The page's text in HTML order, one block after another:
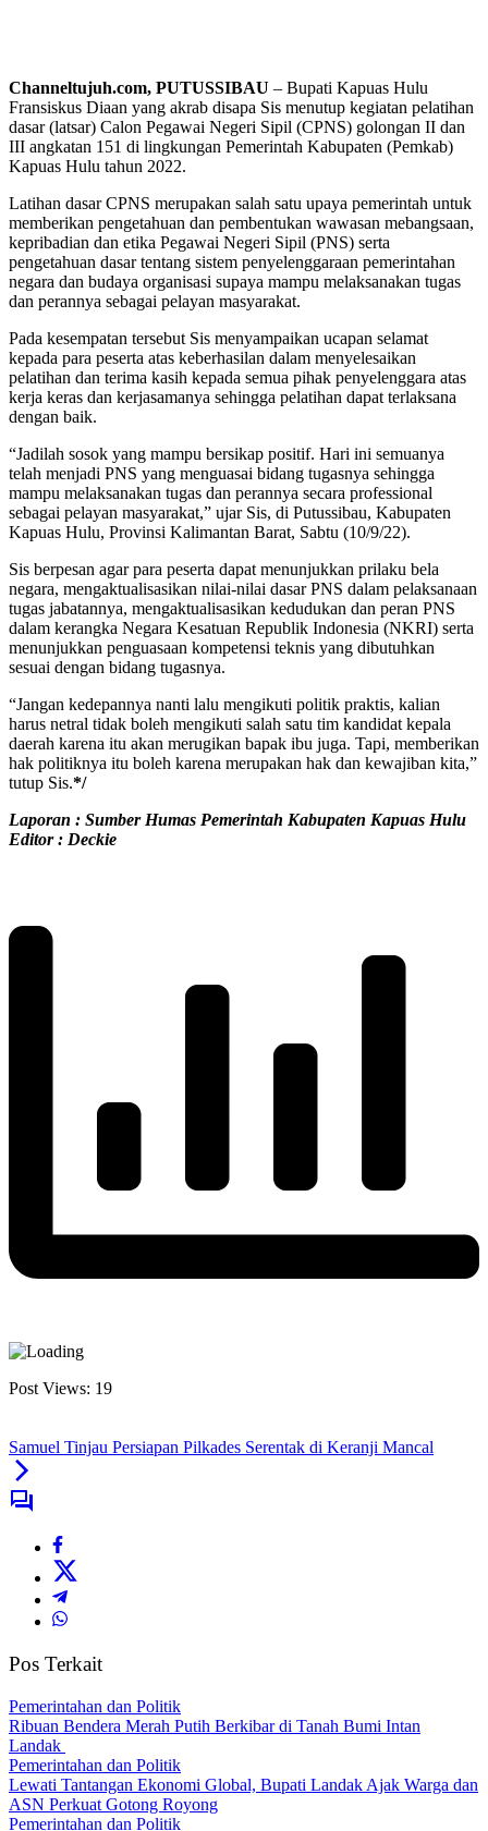
Channeltujuh.com, PUTUSSIBAU – Bupati Kapuas Hulu
Fransiskus Diaan yang akrab disapa Sis menutup kegiatan pelatihan
dasar (latsar) Calon Pegawai Negeri Sipil (CPNS) golongan II dan
III angkatan 151 di lingkungan Pemerintah Kabupaten (Pemkab)
Kapuas Hulu tahun 2022.
Latihan dasar CPNS merupakan salah satu upaya pemerintah untuk
memberikan pengetahuan dan pembentukan wawasan mebangsaan,
kepribadian dan etika Pegawai Negeri Sipil (PNS) serta
pengetahuan dasar tentang sistem penyelenggaraan pemerintahan
negara dan budaya organisasi supaya mampu melaksanakan tugas
dan perannya sebagai pelayan masyarakat.
Pada kesempatan tersebut Sis menyampaikan ucapan selamat
kepada para peserta atas keberhasilan dalam menyelesaikan
pelatihan dan terima kasih kepada semua pihak penyelenggara atas
kerja keras dan kerjasamanya sehingga pelatihan dapat terlaksana
dengan baik.
“Jadilah sosok yang mampu bersikap positif. Hari ini semuanya
telah menjadi PNS yang menguasai bidang tugasnya sehingga
mampu melaksanakan tugas dan perannya secara professional
sebagai pelayan masyarakat,” ujar Sis, di Putussibau, Kabupaten
Kapuas Hulu, Provinsi Kalimantan Barat, Sabtu (10/9/22).
Sis berpesan agar para peserta dapat menunjukkan prilaku bela
negara, mengaktualisasikan nilai-nilai dasar PNS dalam pelaksanaan
tugas jabatannya, mengaktualisasikan kedudukan dan peran PNS
dalam kerangka Negara Kesatuan Republik Indonesia (NKRI) serta
menunjukkan penguasaan kompetensi teknis yang dibutuhkan
sesuai dengan bidang tugasnya.
“Jangan kedepannya nanti lalu mengikuti politik praktis, kalian
harus netral tidak boleh mengikuti salah satu tim kandidat kepala
daerah karena itu akan merugikan bapak ibu juga. Tapi, memberikan
hak politiknya itu boleh karena merupakan hak dan kewajiban kita,”
tutup Sis.*/
Laporan : Sumber Humas Pemerintah Kabupaten Kapuas Hulu
Editor : Deckie
Post Views: 19
Samuel Tinjau Persiapan Pilkades Serentak di Keranji Mancal
Pos Terkait
Pemerintahan dan Politik
Ribuan Bendera Merah Putih Berkibar di Tanah Bumi Intan
Landak
Pemerintahan dan Politik
Lewati Tantangan Ekonomi Global, Bupati Landak Ajak Warga dan
ASN Perkuat Gotong Royong
Pemerintahan dan Politik